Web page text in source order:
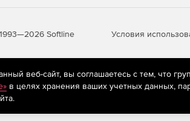
Softline Условия
рекомендательные технологии
пользователей сети
веб-сайт, вы соглашаетесь с тем, что
в целях хранения ваших учетных данных,